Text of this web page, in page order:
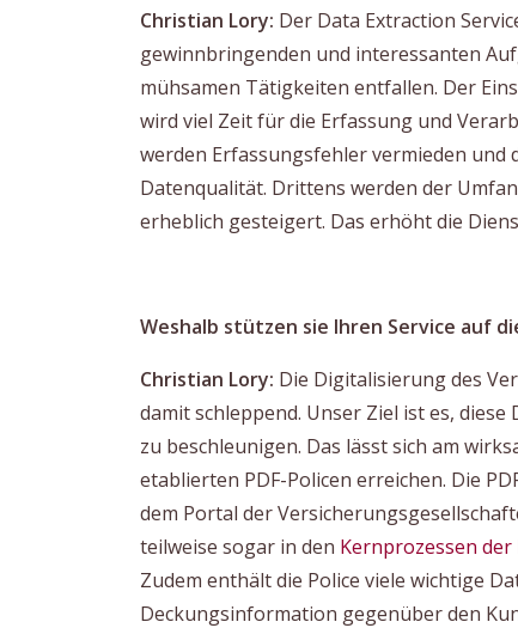
Christian Lory: Der Data Extraction
gewinnbringenden und interessanten
mühsamen Tätigkeiten entfallen. Der
wird viel Zeit für die Erfassung und
werden Erfassungsfehler vermieden
Datenqualität. Drittens werden der
erheblich gesteigert. Das erhöht die
Weshalb stützen sie Ihren Service auf
Christian Lory: Die Digitalisierung des
damit schleppend. Unser Ziel ist es,
zu beschleunigen. Das lässt sich am
etablierten PDF-Policen erreichen. Die
dem Portal der
teilweise sogar in den Kernprozessen
Zudem enthält die Police viele wichtige
Deckungsinformation gegenüber den